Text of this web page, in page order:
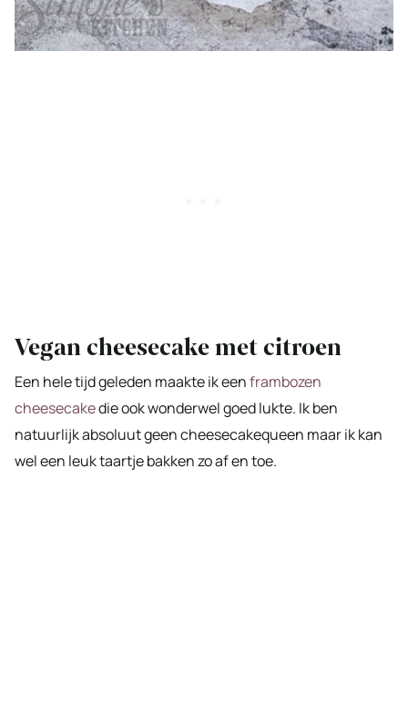
Vegan cheesecake met citroen
Een hele tijd geleden maakte ik eenframbozen
cheesecakedie ook wonderwel goed lukte. Ik ben
natuurlijk absoluut geen cheesecakequeen maar ik kan
wel een leuk taartje bakken zo af en toe.